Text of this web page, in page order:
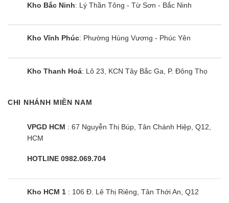
Kho Bắc Ninh: Lý Thần Tông - Từ Sơn - Bắc Ninh
Kho Vĩnh Phúc: Phường Hùng Vương - Phúc Yên
Kho Thanh Hoá: Lô 23, KCN Tây Bắc Ga, P. Đông Thọ
CHI NHÁNH MIỀN NAM
VPGD HCM : 67 Nguyễn Thị Búp, Tân Chánh Hiệp, Q12,
HCM
HOTLINE 0982.069.704
Kho HCM 1 : 106 Đ. Lê Thị Riêng, Tân Thới An, Q12